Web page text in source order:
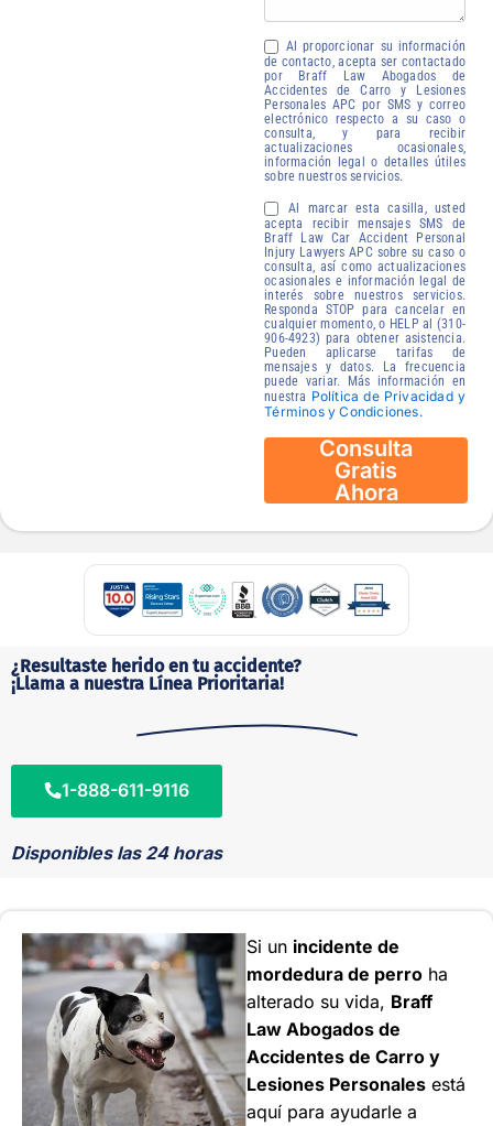
Al proporcionar su información
de contacto, acepta ser contactado
por Braff Law Abogados de
Accidentes de Carro y Lesiones
Personales APC por SMS y correo
electrónico respecto a su caso o
consulta, y para recibir
actualizaciones ocasionales,
información legal o detalles útiles
sobre nuestros servicios.
Al marcar esta casilla, usted
acepta recibir mensajes SMS de
Braff Law Car Accident Personal
Injury Lawyers APC sobre su caso o
consulta, así como actualizaciones
ocasionales e información legal de
interés sobre nuestros servicios.
Responda STOP para cancelar en
cualquier momento, o HELP al (310-
906-4923) para obtener asistencia.
Pueden aplicarse tarifas de
mensajes y datos. La frecuencia
puede variar. Más información en
nuestra Política de Privacidad y
Términos y Condiciones.
Consulta
Gratis
Ahora
¿Resultaste herido en tu accidente?
¡Llama a nuestra Línea Prioritaria!
1-888-611-9116
Disponibles las 24 horas
Si un incidente de
mordedura de perro ha
alterado su vida, Braff
Law Abogados de
Accidentes de Carro y
Lesiones Personales está
aquí para ayudarle a